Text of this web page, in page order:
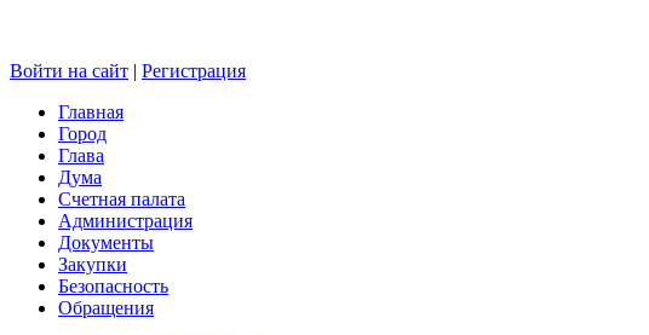
Войти на сайт | Регистрация
Главная
Город
Глава
Дума
Счетная палата
Администрация
Документы
Закупки
Безопасность
Обращения